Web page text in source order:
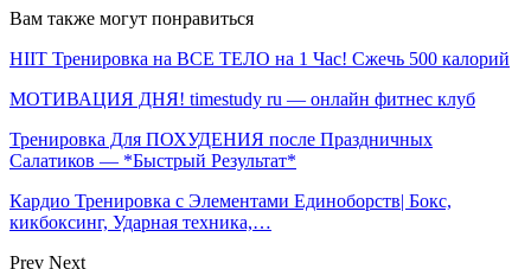
Вам также могут понравиться
HIIT Тренировка на ВСЕ ТЕЛО на 1 Час! Сжечь 500 калорий
МОТИВАЦИЯ ДНЯ! timestudy ru — онлайн фитнес клуб
Тренировка Для ПОХУДЕНИЯ после Праздничных
Салатиков — *Быстрый Результат*
Кардио Тренировка с Элементами Единоборств| Бокс,
кикбоксинг, Ударная техника,…
Prev Next